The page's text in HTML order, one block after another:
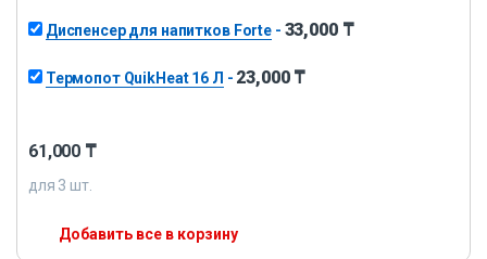
Диспенсер для напитков Forte- 33,000 ₸
Термопот QuikHeat 16 Л - 23,000 ₸
61,000 ₸
для 3 шт.
Добавить все в корзину